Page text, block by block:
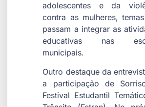
adolescentes e da
contra as mulheres,
passam a integrar as
educativas nas
municipais.
Outro destaque da
a participação de
Festival Estudantil